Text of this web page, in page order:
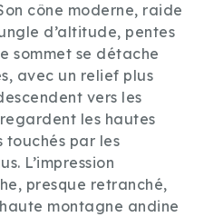
cône moderne, raide
d’altitude, pentes
sommet se détache
avec un relief plus
vers les
les hautes
touchés par les
L’impression
presque retranché,
montagne andine